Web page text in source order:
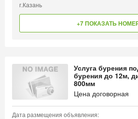
г.Казань
+7 ПОКАЗАТЬ
Услуга бурения
бурения до 12м,
800мм
Цена договорная
Дата размещения объявления: